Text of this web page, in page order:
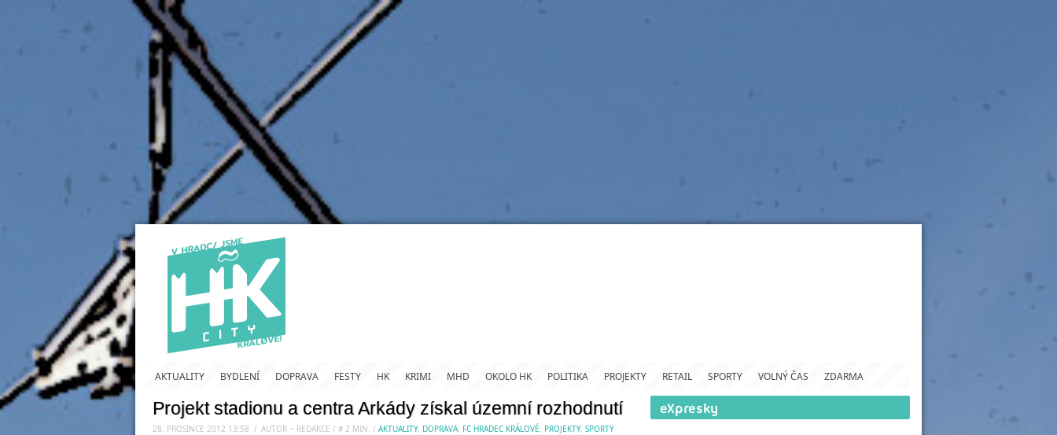
AKTUALITY BYDLENÍ DOPRAVA FESTY HK KRIMI MHD OKOLO HK POLITIKA PROJEKTY RETAIL SPORTY VOLNÝ ČAS ZDARMA
Projekt stadionu a centra Arkády získal územní rozhodnutí
28. PROSINCE 2012 13:58 / AUTOR ~ REDAKCE / # 2 MIN. / AKTUALITY, DOPRAVA, FC HRADEC KRÁLOVÉ, PROJEKTY, SPORTY